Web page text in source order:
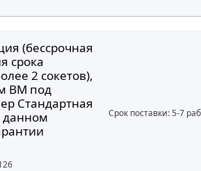
(бессрочная
срока
2 сокетов),
ВМ под
Стандартная
данном
Срок поставки: 5-7